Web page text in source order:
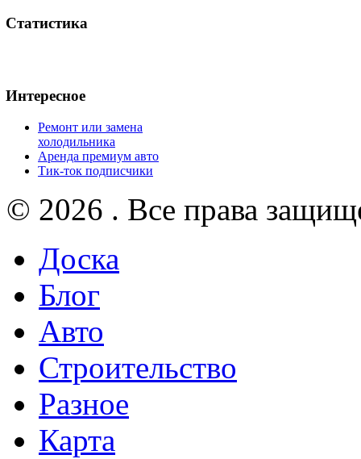
Статистика
Интересное
Ремонт или замена
холодильника
Аренда премиум авто
Тик-ток подписчики
© 2026 . Все права
Доска
Блог
Авто
Строительство
Разное
Карта